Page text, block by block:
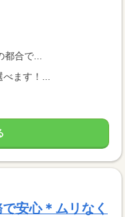
合で...
ます！...
安心＊ムリなく